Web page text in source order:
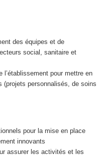
des équipes et de
social, sanitaire et
l’établissement pour mettre en
(projets personnalisés, de soins
pour la mise en place
innovants
assurer les activités et les